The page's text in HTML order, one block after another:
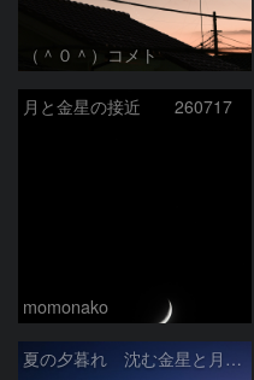
（＾０＾）コメト
月と金星の接近 260717
momonako
夏の夕暮れ 沈む金星と月 2026/7/20